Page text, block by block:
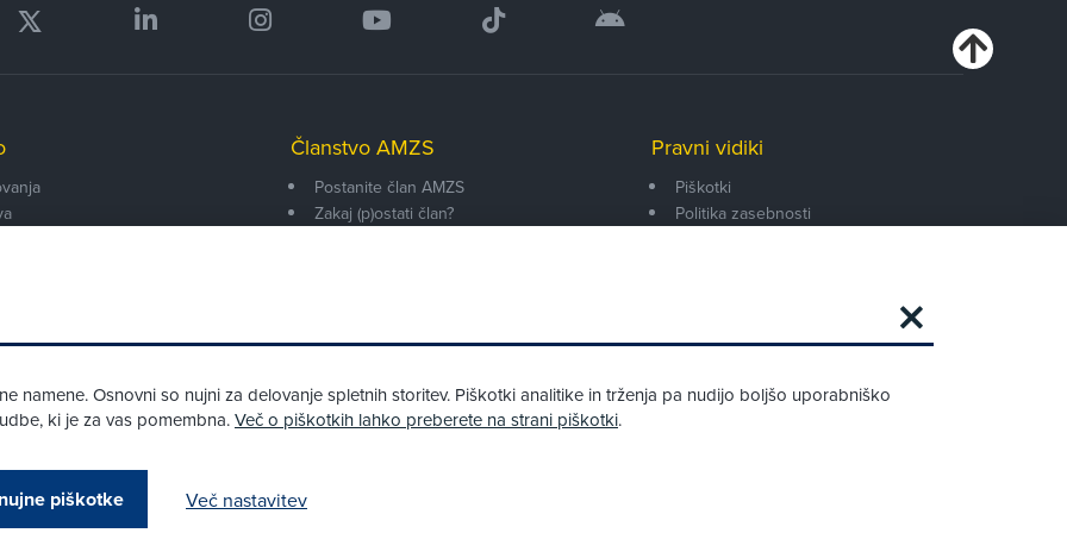
Obstoječi in novi AMZS člani, ki boste v
Članstvo AMZS
Postanite član AMZS
Zakaj (p)ostati član?
Pravni vidiki
Piškotki
Politika zasebnosti
namene. Osnovni so nujni za delovanje spletnih storitev. Piškotki analitike in trženja pa nudijo boljšo uporabniško
ki je za vas pomembna.Več o piškotkih lahko preberete na strani piškotki.
piškotke Več nastavitev